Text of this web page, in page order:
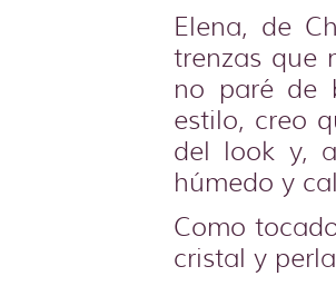
Elena, de
trenzas que
no paré de
estilo, creo
del look y,
húmedo y
Como
cristal y